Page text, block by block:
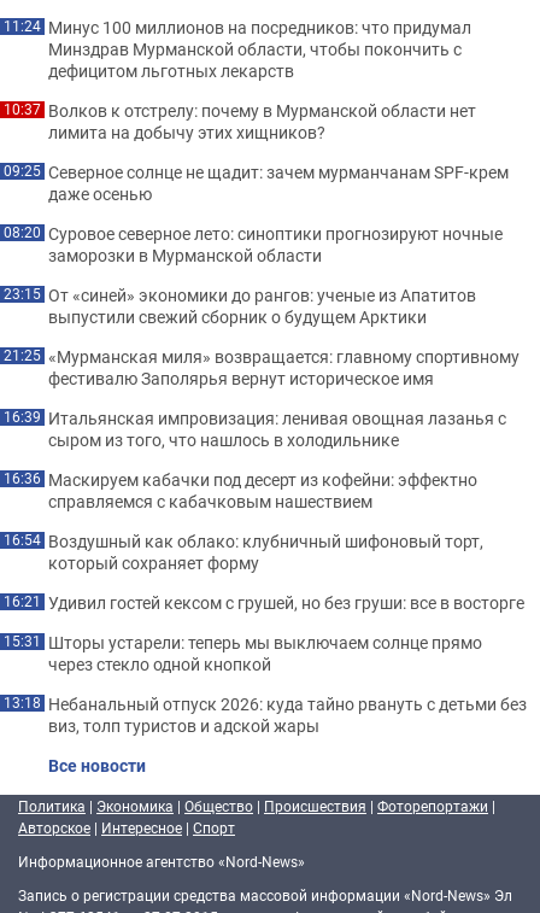
11:24 Минус 100 миллионов на посредников: что придумал
Минздрав Мурманской области, чтобы покончить с
дефицитом льготных лекарств
10:37 Волков к отстрелу: почему в Мурманской области нет
лимита на добычу этих хищников?
09:25 Северное солнце не щадит: зачем мурманчанам SPF-крем
даже осенью
08:20 Суровое северное лето: синоптики прогнозируют ночные
заморозки в Мурманской области
23:15 От «синей» экономики до рангов: ученые из Апатитов
выпустили свежий сборник о будущем Арктики
21:25 «Мурманская миля» возвращается: главному спортивному
фестивалю Заполярья вернут историческое имя
16:39 Итальянская импровизация: ленивая овощная лазанья с
сыром из того, что нашлось в холодильнике
16:36 Маскируем кабачки под десерт из кофейни: эффектно
справляемся с кабачковым нашествием
16:54 Воздушный как облако: клубничный шифоновый торт,
который сохраняет форму
16:21 Удивил гостей кексом с грушей, но без груши: все в восторге
15:31 Шторы устарели: теперь мы выключаем солнце прямо
через стекло одной кнопкой
13:18 Небанальный отпуск 2026: куда тайно рвануть с детьми без
виз, толп туристов и адской жары
Все новости
Политика | Экономика | Общество | Происшествия | Фоторепортажи |
Авторское | Интересное | Спорт
Информационное агентство «Nord-News»
Запись о регистрации средства массовой информации «Nord-News» Эл